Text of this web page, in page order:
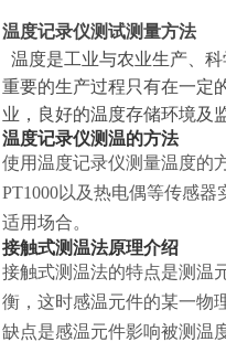
温度记录仪测试测量方法
温度是工业与农业生产、
重要的生产过程只有在一定
业，良好的温度存储环境及
温度记录仪测温的方法
使用温度记录仪测量温度的
PT1000以及热电偶等传感
适用场合。
接触式测温法原理介绍
接触式测温法的特点是测温
衡，这时感温元件的某一物
缺点是感温元件影响被测温